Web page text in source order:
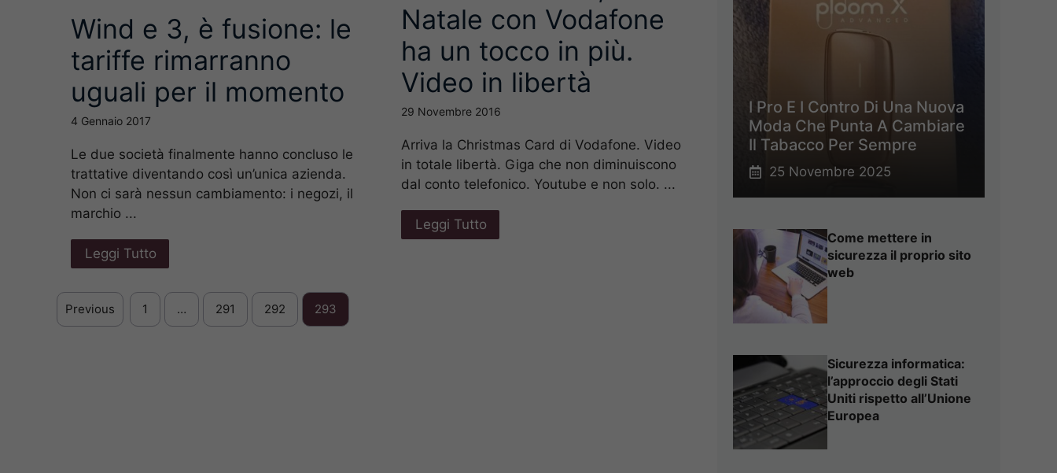
Wind e 3, è fusione: le
tariffe rimarranno
uguali per il momento
4 Gennaio 2017
Le due società finalmente hanno concluso le
trattative diventando così un’unica azienda.
Non ci sarà nessun cambiamento: i negozi, il
marchio ...
Leggi Tutto
Natale con Vodafone
ha un tocco in più.
Video in libertà
29 Novembre 2016
Arriva la Christmas Card di Vodafone. Video
in totale libertà. Giga che non diminuiscono
dal conto telefonico. Youtube e non solo. ...
Leggi Tutto
Previous 1 … 291 292 293
I Pro E I Contro Di Una Nuova
Moda Che Punta A Cambiare
Il Tabacco Per Sempre
25 Novembre 2025
Come mettere in
sicurezza il proprio sito
web
Sicurezza informatica:
l’approccio degli Stati
Uniti rispetto all’Unione
Europea